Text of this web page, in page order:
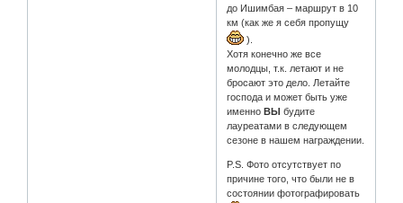
до Ишимбая – маршрут в 10
км (как же я себя пропущу
).
Хотя конечно же все
молодцы, т.к. летают и не
бросают это дело. Летайте
господа и может быть уже
именноВЫ будите
лауреатами в следующем
сезоне в нашем награждении.
P.S. Фото отсутствует по
причине того, что были не в
состоянии фотографировать